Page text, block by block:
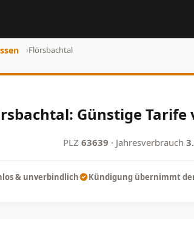
›Flörsbachtal
Günstige
PLZ 63639 · Jahresverbrauch
& unverbindlich Kündigung übernimmt